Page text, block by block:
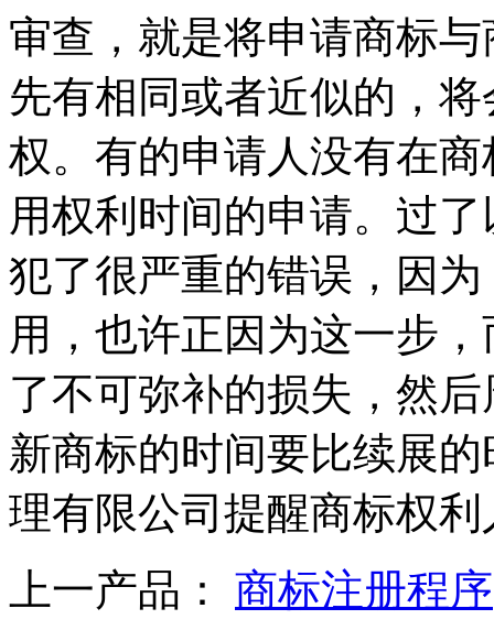
审查，就是将申请商标
先有相同或者近似的，
权。有的申请人没有在
用权利时间的申请。过
犯了很严重的错误，因
用，也许正因为这一步
了不可弥补的损失，然
新商标的时间要比续展
理有限公司提醒商标权
上一产品： 商标注册程序